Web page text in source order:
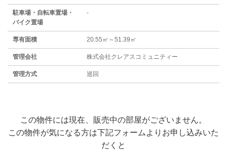
駐⾞場・⾃転⾞置場・
バイク置場
-
専有面積 20.55㎡～51.39㎡
管理会社 株式会社クレアスコミュニティー
管理方式 巡回
この物件には現在、販売中の部屋がございません。
この物件が気になる方は下記フォームよりお申し込みいた
だくと